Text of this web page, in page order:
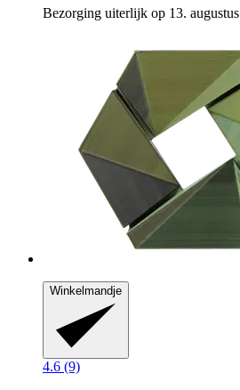
Bezorging uiterlijk op 13. augustus
Winkelmandje
4.6 (9)